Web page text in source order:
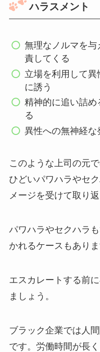
ハラスメント
無理なノルマを
責してくる
立場を利用して
に誘う
精神的に追い詰
る
異性への無神経
このような上司の元
ひどいパワハラやセ
メージを受けて取り
パワハラやセクハラ
かれるケースもありま
エスカレートする前
ましょう。
ブラック企業では人
です。労働時間が長